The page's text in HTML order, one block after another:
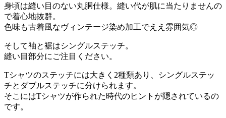
身頃は縫い目のない丸胴仕様。縫い代が肌に当たりませんの
で着心地抜群。
色味も古着風なヴィンテージ染め加工でええ雰囲気◎
そして袖と裾はシングルステッチ。
縫い目部分にご注目ください。
Tシャツのステッチには大きく2種類あり、シングルステッ
チとダブルステッチに分けられます。
そこにはTシャツが作られた時代のヒントが隠されているの
です。